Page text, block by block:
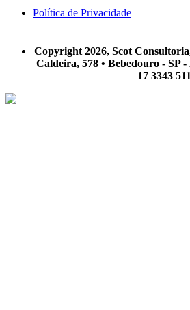
Política de Privacidade
Copyright 2026, Scot
Caldeira, 578 • Bebedouro - SP
17 3343